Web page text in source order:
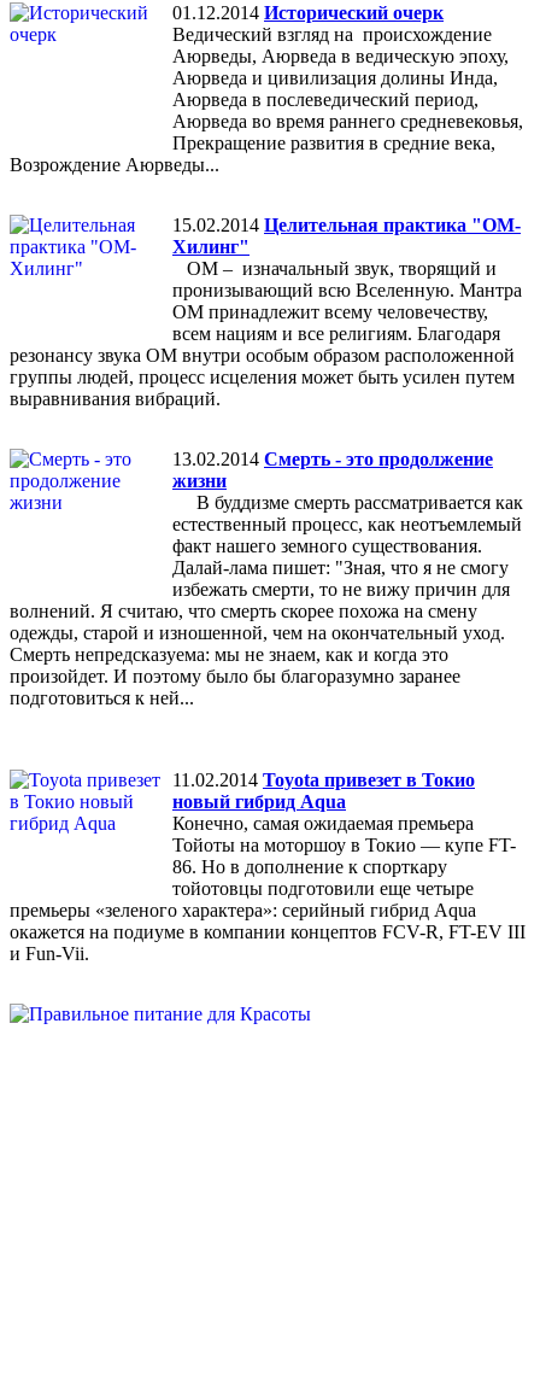
01.12.2014 Исторический очерк
Ведический взгляд на происхождение
Аюрведы, Аюрведа в ведическую эпоху,
Аюрведа и цивилизация долины Инда,
Аюрведа в послеведический период,
Аюрведа во время раннего средневековья,
Прекращение развития в средние века,
Возрождение Аюрведы...
15.02.2014 Целительная практика "ОМ-
Хилинг"
ОМ – изначальный звук, творящий и
пронизывающий всю Вселенную. Мантра
ОМ принадлежит всему человечеству,
всем нациям и все религиям. Благодаря
резонансу звука ОМ внутри особым образом расположенной
группы людей, процесс исцеления может быть усилен путем
выравнивания вибраций.
13.02.2014 Смерть - это продолжение
жизни
В буддизме смерть рассматривается как
естественный процесс, как неотъемлемый
факт нашего земного существования.
Далай-лама пишет: "Зная, что я не смогу
избежать смерти, то не вижу причин для
волнений. Я считаю, что смерть скорее похожа на смену
одежды, старой и изношенной, чем на окончательный уход.
Смерть непредсказуема: мы не знаем, как и когда это
произойдет. И поэтому было бы благоразумно заранее
подготовиться к ней...
11.02.2014 Toyota привезет в Токио
новый гибрид Aqua
Конечно, самая ожидаемая премьера
Тойоты на моторшоу в Токио — купе FT-
86. Но в дополнение к спорткару
тойотовцы подготовили еще четыре
премьеры «зеленого характера»: серийный гибрид Aqua
окажется на подиуме в компании концептов FCV-R, FT-EV III
и Fun-Vii.